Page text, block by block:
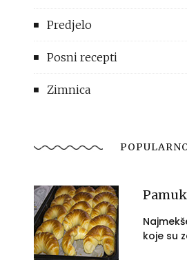
Predjelo
Posni recepti
Zimnica
koje su